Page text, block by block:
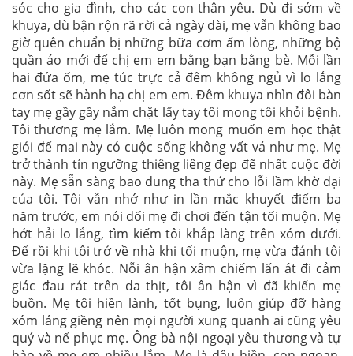
sóc cho gia đình, cho các con thân yêu. Dù đi sớm về
khuya, dù bận rộn rã rời cả ngày dài, mẹ vẫn không bao
giờ quên chuẩn bị những bữa cơm ấm lòng, những bộ
quần áo mới để chị em em bằng bạn bằng bè. Mỗi lần
hai đứa ốm, mẹ túc trực cả đêm không ngủ vì lo lắng
cơn sốt sẽ hành hạ chị em em. Đêm khuya nhìn đôi bàn
tay mẹ gầy gầy nắm chặt lấy tay tôi mong tôi khỏi bệnh.
Tôi thương mẹ lắm. Mẹ luôn mong muốn em học thật
giỏi để mai này có cuộc sống không vất vả như mẹ. Mẹ
trở thành tín ngưỡng thiêng liêng đẹp đẽ nhất cuộc đời
này. Mẹ sẵn sàng bao dung tha thứ cho lỗi lầm khờ dại
của tôi. Tôi vẫn nhớ như in lần mắc khuyết điểm ba
năm trước, em nói dối mẹ đi chơi đến tận tối muộn. Mẹ
hớt hải lo lắng, tìm kiếm tôi khắp làng trên xóm dưới.
Để rồi khi tôi trở về nhà khi tối muộn, mẹ vừa đánh tôi
vừa lặng lẽ khóc. Nỗi ân hận xâm chiếm lấn át đi cảm
giác đau rát trên da thịt, tôi ân hận vì đã khiến mẹ
buồn. Mẹ tôi hiền lành, tốt bụng, luôn giúp đỡ hàng
xóm láng giềng nên mọi người xung quanh ai cũng yêu
quý và nể phục mẹ. Ông bà nội ngoại yêu thương và tự